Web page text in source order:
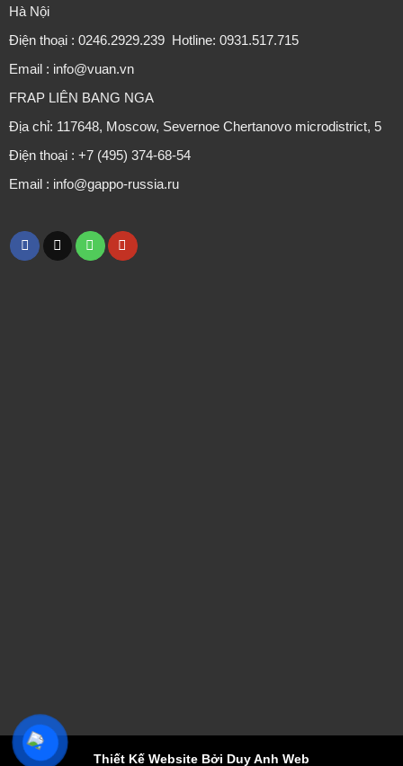
Hà Nội
Điện thoại : 0246.2929.239 Hotline: 0931.517.715
Email : info@vuan.vn
FRAP LIÊN BANG NGA
Địa chỉ: 117648, Moscow, Severnoe Chertanovo microdistrict, 5
Điện thoại : +7 (495) 374-68-54
Email : info@gappo-russia.ru
Thiết Kế Website Bởi Duy Anh Web